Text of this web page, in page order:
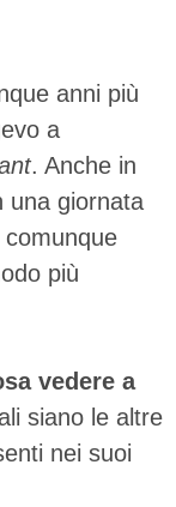
anni più
a
. Anche in
una giornata
più
vedere a
siano le altre
nei suoi